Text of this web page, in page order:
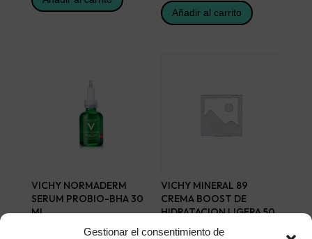
Gestionar el consentimiento de
Añadir al carrito
VICHY NORMADERM
SERUM PROBIO-BHA 30
ML
VICHY MINERAL 89
CREMA BOOST DE
HIDRATACION LIGERA 50